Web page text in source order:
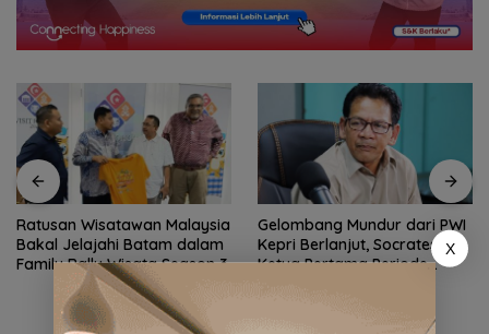
Ratusan Wisatawan Malaysia
Bakal Jelajahi Batam dalam
Family Rally Wisata Season 3
Gelombang Mundur dari PWI
Kepri Berlanjut, Socrates
Ketua Pertama Periode
X